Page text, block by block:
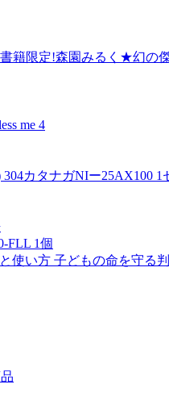
籍限定!森園みるく★幻の
me 4
カタナガNIー25AX100 1
FLL 1個
使い方 子どもの命を守る